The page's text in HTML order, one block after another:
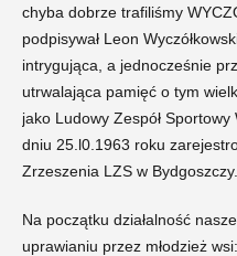
chyba dobrze trafiliśmy
podpisywał Leon
intrygująca, a jednocześnie
utrwalająca pamięć o tym
jako Ludowy Zespół
dniu 25.l0.1963 roku
Zrzeszenia LZS w Bydgoszczy.
Na początku działalność
uprawianiu przez młodzież